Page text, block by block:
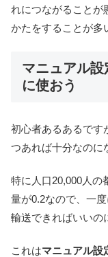
れにつながることが
かたをすることが多
マニュアル
に使おう
初心者あるあるです
つあれば十分なのに
特に人口20,000人の
量が0.2なので、一
輸送できればいいの
これはマニュアル設